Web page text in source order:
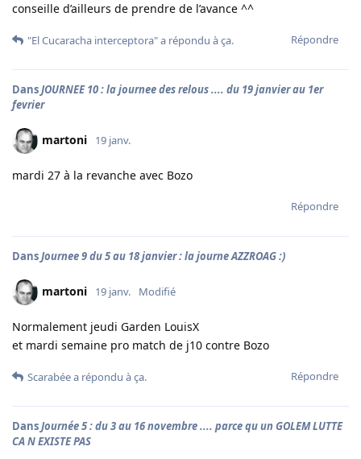
conseille d’ailleurs de prendre de l’avance ^^
Répondre
"El Cucaracha interceptora"a répondu à ça.
DansJOURNEE 10 : la journee des relous .... du 19 janvier au 1er
fevrier
martoni 19 janv.
mardi 27 à la revanche avec Bozo
Répondre
DansJournee 9 du 5 au 18 janvier : la journe AZZROAG :)
martoni 19 janv. Modifié
Normalement jeudi Garden LouisX
et mardi semaine pro match de j10 contre Bozo
Répondre
Scarabéea répondu à ça.
DansJournée 5 : du 3 au 16 novembre .... parce qu un GOLEM LUTTE
CA N EXISTE PAS